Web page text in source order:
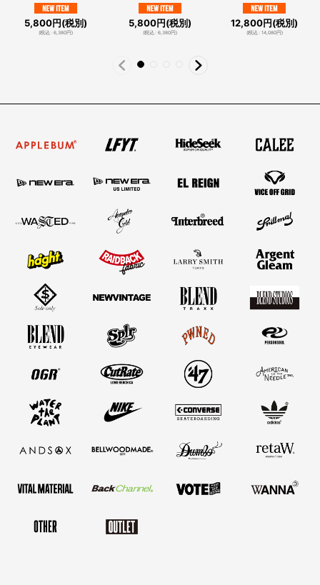
5,800円(税別)
(税込: 6,380円)
5,800円(税別)
(税込: 6,380円)
12,800円(税別)
(税込: 14,080円)